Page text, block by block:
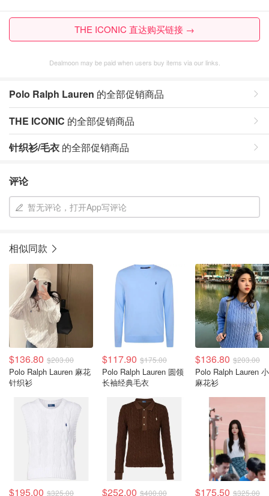
THE ICONIC 直达购买链接 →
Dealmoon may be paid when users buy items via our links.
Polo Ralph Lauren 的全部促销商品
THE ICONIC 的全部促销商品
针织衫/毛衣 的全部促销商品
评论
暂无评论，打开App写评论
相似同款
$136.80 $203.00
Polo Ralph Lauren 麻花
针织衫
$117.90 $175.00
Polo Ralph Lauren 圆领
长袖经典毛衣
$136.80 $203.00
Polo Ralph Lauren
麻花衫
$195.00 $325.00 $252.00 $400.00 $175.50 $325.00